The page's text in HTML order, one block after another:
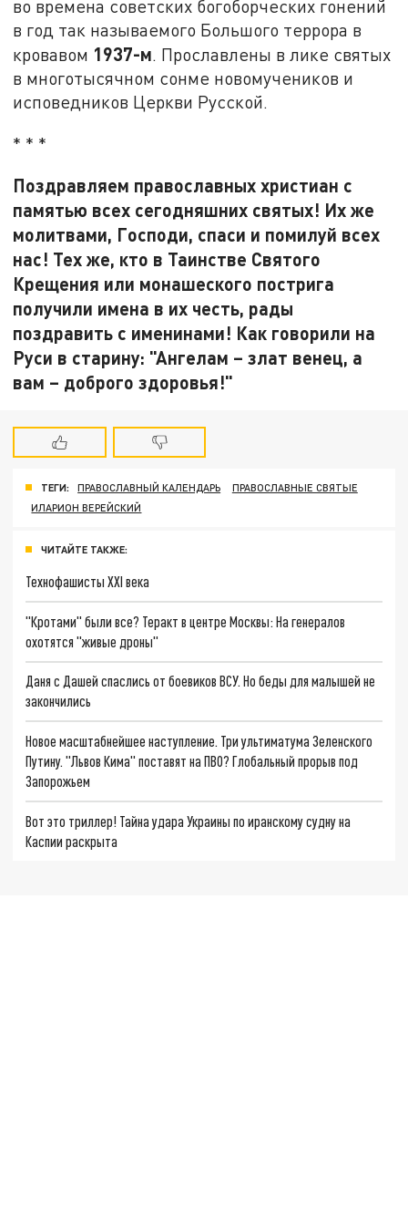
во времена советских богоборческих гонений
в год так называемого Большого террора в
кровавом 1937-м. Прославлены в лике святых
в многотысячном сонме новомучеников и
исповедников Церкви Русской.
* * *
Поздравляем православных христиан с
памятью всех сегодняшних святых! Их же
молитвами, Господи, спаси и помилуй всех
нас! Тех же, кто в Таинстве Святого
Крещения или монашеского пострига
получили имена в их честь, рады
поздравить с именинами! Как говорили на
Руси в старину: "Ангелам – злат венец, а
вам – доброго здоровья!"
ТЕГИ: ПРАВОСЛАВНЫЙ КАЛЕНДАРЬ
ПРАВОСЛАВНЫЕ СВЯТЫЕ
ИЛАРИОН ВЕРЕЙСКИЙ
ЧИТАЙТЕ ТАКЖЕ:
Технофашисты XXI века
"Кротами" были все? Теракт в центре Москвы: На генералов
охотятся "живые дроны"
Даня с Дашей спаслись от боевиков ВСУ. Но беды для малышей не
закончились
Новое масштабнейшее наступление. Три ультиматума Зеленского
Путину. "Львов Кима" поставят на ПВО? Глобальный прорыв под
Запорожьем
Вот это триллер! Тайна удара Украины по иранскому судну на
Каспии раскрыта